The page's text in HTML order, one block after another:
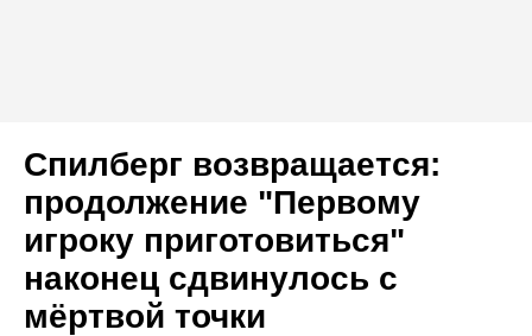
Спилберг возвращается:
продолжение "Первому
игроку приготовиться"
наконец сдвинулось с
мёртвой точки